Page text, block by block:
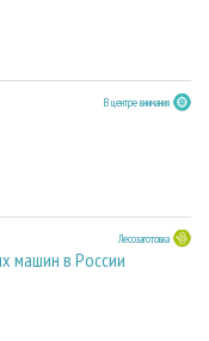
В центре внимания
Лесозаготовка
машин в России